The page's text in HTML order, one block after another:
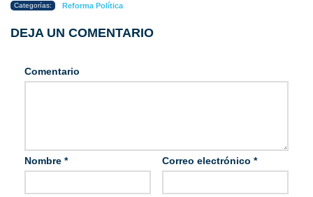
Categorías: Reforma Política
DEJA UN COMENTARIO
Comentario
Nombre * Correo electrónico *